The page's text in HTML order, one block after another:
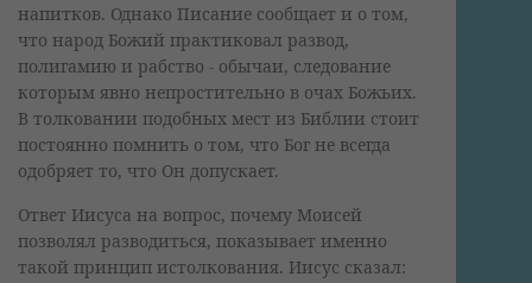
напитков. Однако Писание сообщает и о том,
что народ Божий практиковал развод,
полигамию и рабство - обычаи, следование
которым явно непростительно в очах Божьих.
В толковании подобных мест из Библии стоит
постоянно помнить о том, что Бог не всегда
одобряет то, что Он допускает.
Ответ Иисуса на вопрос, почему Моисей
позволял разводиться, показывает именно
такой принцип истолкования. Иисус сказал: